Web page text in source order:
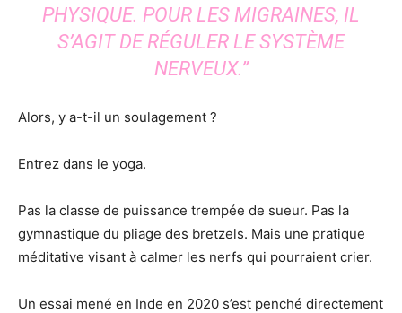
PHYSIQUE. POUR LES MIGRAINES, IL
S’AGIT DE RÉGULER LE SYSTÈME
NERVEUX.”
Alors, y a-t-il un soulagement ?
Entrez dans le yoga.
Pas la classe de puissance trempée de sueur. Pas la
gymnastique du pliage des bretzels. Mais une pratique
méditative visant à calmer les nerfs qui pourraient crier.
Un essai mené en Inde en 2020 s’est penché directement